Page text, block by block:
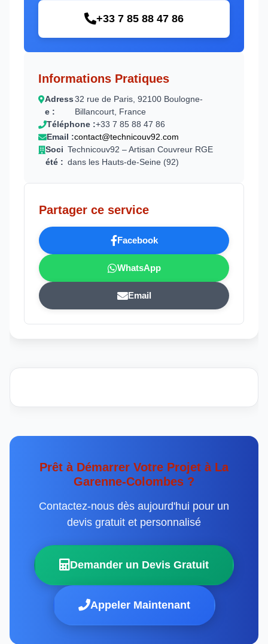
+33 7 85 88 47 86
Informations Pratiques
Adress
e :
32 rue de Paris, 92100 Boulogne-
Billancourt, France
Téléphone :+33 7 85 88 47 86
Email :contact@technicouv92.com
Soci
été :
Technicouv92 – Artisan Couvreur RGE
dans les Hauts-de-Seine (92)
Partager ce service
Facebook
WhatsApp
Email
Prêt à Démarrer Votre Projet à La
Garenne-Colombes ?
Contactez-nous dès aujourd'hui pour un
devis gratuit et personnalisé
Demander un Devis Gratuit
Appeler Maintenant